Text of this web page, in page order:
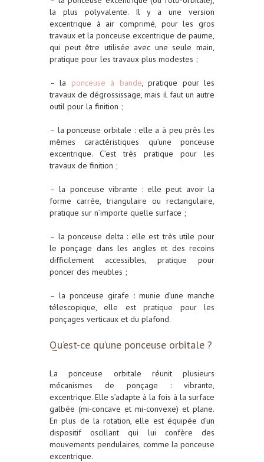
la plus polyvalente. Il y a une version
excentrique à air comprimé, pour les gros
travaux et la ponceuse excentrique de paume,
qui peut être utilisée avec une seule main,
pratique pour les travaux plus modestes ;
–la ponceuse à bande, pratique pour les
travaux de dégrossissage, mais il faut un autre
outil pour la finition ;
– la ponceuse orbitale : elle a à peu près les
mêmes caractéristiques qu’une ponceuse
excentrique. C’est très pratique pour les
travaux de finition ;
–la ponceuse vibrante : elle peut avoir la
forme carrée, triangulaire ou rectangulaire,
pratique sur n’importe quelle surface ;
– la ponceuse delta : elle est très utile pour
le ponçage dans les angles et des recoins
difficilement accessibles, pratique pour
poncer des meubles ;
–la ponceuse girafe : munie d’une manche
télescopique, elle est pratique pour les
ponçages verticaux et du plafond.
Qu’est-ce qu’une ponceuse orbitale ?
La ponceuse orbitale réunit plusieurs
mécanismes de ponçage : vibrante,
excentrique. Elle s’adapte à la fois à la surface
galbée (mi-concave et mi-convexe) et plane.
En plus de la rotation, elle est équipée d’un
dispositif oscillant qui lui confère des
mouvements pendulaires, comme la ponceuse
excentrique.